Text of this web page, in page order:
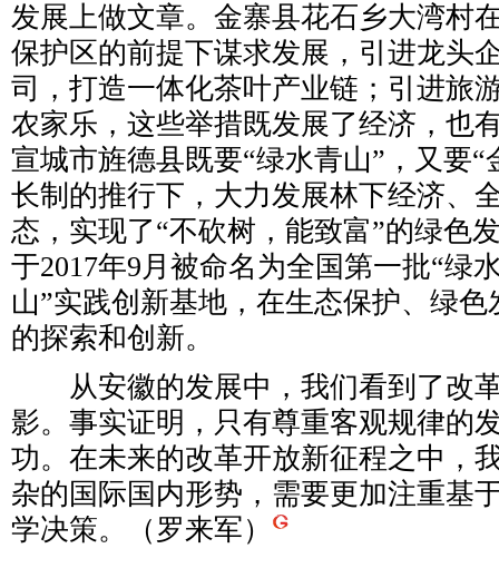
发展上做文章。金寨县花石乡大湾村
保护区的前提下谋求发展，引进龙头
司，打造一体化茶叶产业链；引进旅
农家乐，这些举措既发展了经济，也
宣城市旌德县既要“绿水青山”，又要“
长制的推行下，大力发展林下经济、
态，实现了“不砍树，能致富”的绿色
于2017年9月被命名为全国第一批“绿
山”实践创新基地，在生态保护、绿
的探索和创新。
从安徽的发展中，我们看到了改
影。事实证明，只有尊重客观规律的
功。在未来的改革开放新征程之中，
杂的国际国内形势，需要更加注重基
学决策。（罗来军）